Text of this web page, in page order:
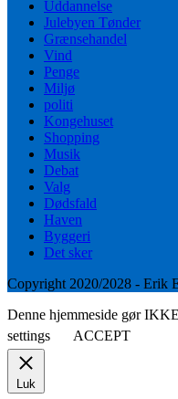
Uddannelse
Julebyen Tønder
Grænsehandel
Vind
Penge
Miljø
politi
Kongehuset
Shopping
Musik
Debat
Valg
Dødsfald
Haven
Byggeri
Det sker
Copyright 2020/2028 - Erik
Denne hjemmeside gør
settings
ACCEPT
Luk